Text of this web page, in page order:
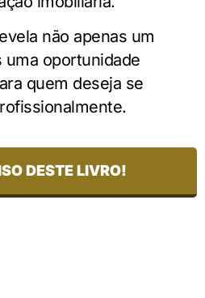
não apenas um
uma oportunidade
quem deseja se
DESTE LIVRO!